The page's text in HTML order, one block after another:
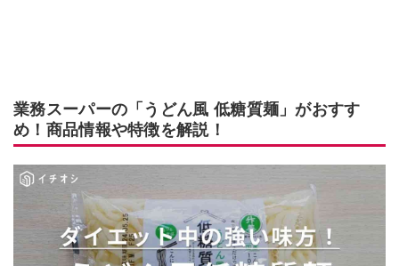
業務スーパーの「うどん風 低糖質麺」がおすす
め！商品情報や特徴を解説！